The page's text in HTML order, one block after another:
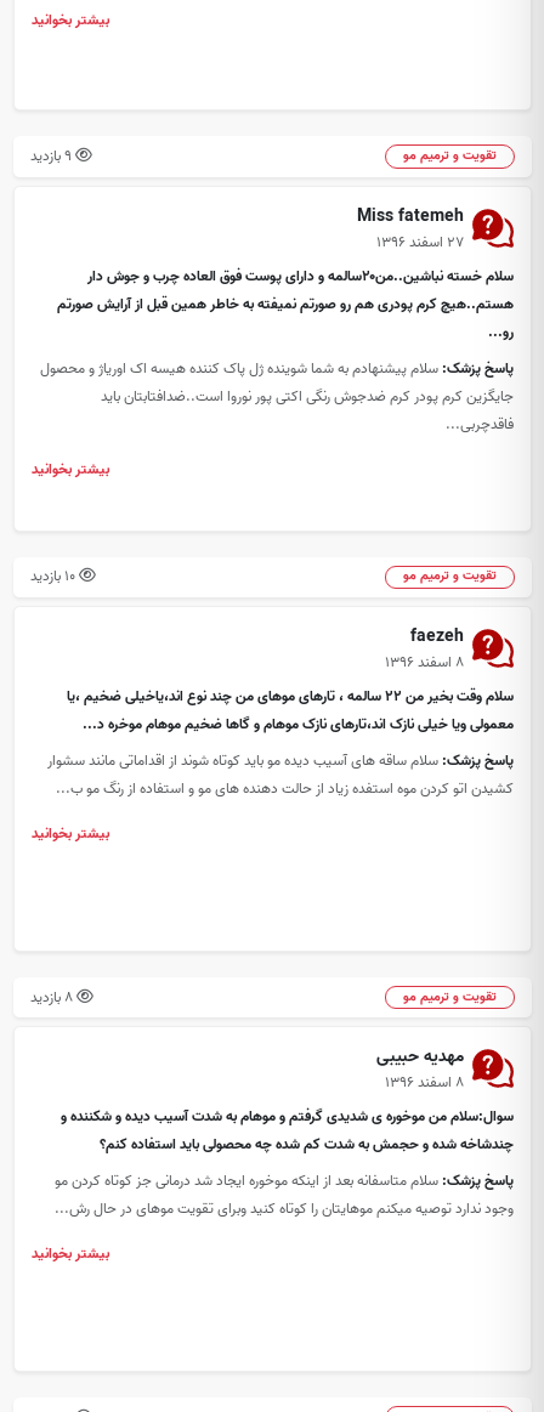
بیشتر بخوانید
تقویت و ترمیم مو
Miss fatemeh
۲۷ اسفند ۱۳۹۶
سلام خسته نباشین..من۲۰سالمه و دارای پوست فوق العاده چرب و جوش دار
هستم..هیچ کرم پودری هم رو صورتم نمیفته به خاطر همین قبل از آرایش صورتم
رو...
پاسخ پزشک: سلام پیشنهادم به شما شوینده ژل پاک کننده هیسه اک اوریاژ و محصول
جایگزین کرم پودر کرم ضدجوش رنگی اکتی پور نوروا است..ضدافتابتان باید
فاقدچربی...
بیشتر بخوانید
تقویت و ترمیم مو 10 بازدید
faezeh
۸ اسفند ۱۳۹۶
سلام وقت بخیر من ۲۲ سالمه ، تارهای موهای من چند نوع اند،یاخیلی ضخیم ،یا
معمولی ویا خیلی نازک اند،تارهای نازک موهام و گاها ضخیم موهام موخره د...
پاسخ پزشک: سلام ساقه های آسیب دیده مو باید کوتاه شوند از اقداماتی مانند سشوار
کشیدن اتو کردن موه استفده زیاد از حالت دهنده های مو و استفاده از رنگ مو ب...
بیشتر بخوانید
تقویت و ترمیم مو 8 بازدید
مهدیه حبیبی
۸ اسفند ۱۳۹۶
سوال:سلام من موخوره ی شدیدی گرفتم و موهام به شدت آسیب دیده و شکننده و
چندشاخه شده و حجمش به شدت کم شده چه محصولی باید استفاده کنم؟
پاسخ پزشک: سلام متاسفانه بعد از اینکه موخوره ایجاد شد درمانی جز کوتاه کردن مو
وجود ندارد توصیه میکنم موهایتان را کوتاه کنید وبرای تقویت موهای در حال رش...
بیشتر بخوانید